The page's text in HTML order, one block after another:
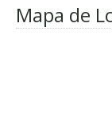
Mapa de